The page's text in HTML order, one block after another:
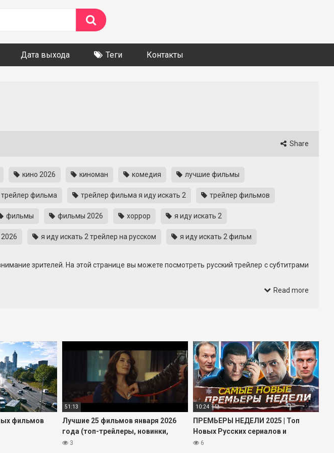
Дата выхода Теги Контакты
Share
кино 2026 киноман комедия лучшие фильмы
трейлер фильма трейлер фильма я иду искать 2 трейлер фильмов
фильмы фильмы 2026 хоррор я иду искать 2
я иду искать 2 трейлер на русском я иду искать 2 фильм
зрителей. На этой странице вы можете посмотреть русский трейлер с субтитрами
и неожиданные повороты. Каждая сцена создана так, чтобы подогреть интерес и
Read more
фильмов
51:13
Лучшие 25 фильмов января 2026
года (топ-трейлеры, новинки,
премьеры)
3
10:24
ПРЕМЬЕРЫ НЕДЕЛИ 2025 | Топ
Новых Русских сериалов и
фильмов декабрь январь 2025-
6